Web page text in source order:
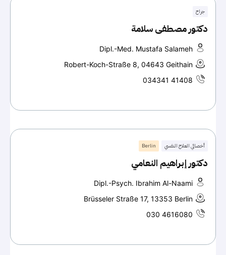
جراح
دكتور مصطفى سلامة
Dipl.-Med. Mustafa Salameh
Robert-Koch-Straße 8, 04643 Geithain
034341 41408
أخصائي العلاج النفسي Berlin
دكتور إبراهيم النعامي
Dipl.-Psych. Ibrahim Al-Naami
Brüsseler Straße 17, 13353 Berlin
030 4616080